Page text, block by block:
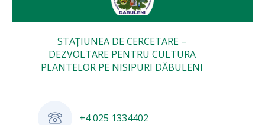
STAȚIUNEA DE CERCETARE –
DEZVOLTARE PENTRU CULTURA
PLANTELOR PE NISIPURI DĂBULENI
+4 025 1334402